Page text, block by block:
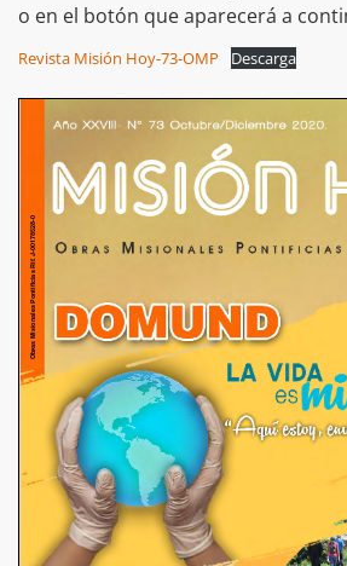
o en el botón que aparecerá a
Revista Misión Hoy-73-OMP Descarga